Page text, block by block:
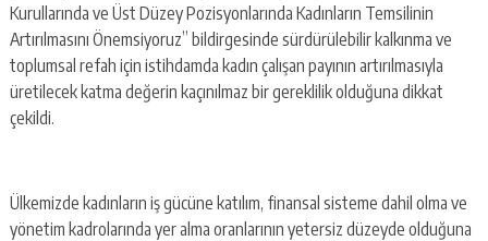
Kurullarında ve Üst Düzey Pozisyonlarında Kadınların Temsilinin
Artırılmasını Önemsiyoruz” bildirgesinde sürdürülebilir kalkınma ve
toplumsal refah için istihdamda kadın çalışan payının artırılmasıyla
üretilecek katma değerin kaçınılmaz bir gereklilik olduğuna dikkat
çekildi.
Ülkemizde kadınların iş gücüne katılım, finansal sisteme dahil olma ve
yönetim kadrolarında yer alma oranlarının yetersiz düzeyde olduğuna